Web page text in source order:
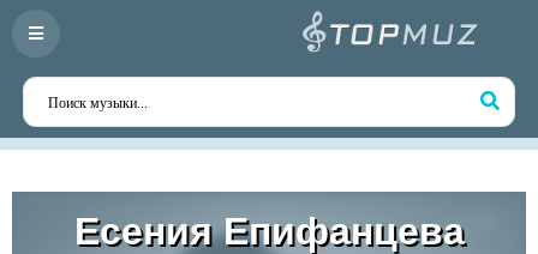
Есения Епифанцева